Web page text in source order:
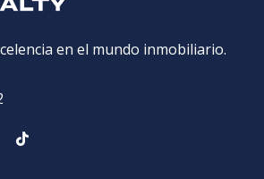
en el mundo inmobiliario.